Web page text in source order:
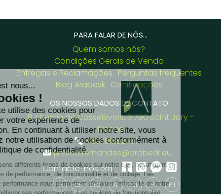
PARA FALAR DE NÓS...
Quem somos nós?
Condições Gerais de Venda
Entregas e Reclamações Perguntas frequentes
Blog Arabesk Certificações
OS NOSSOS DADOS DE CONTATO :
8 chemin de Casselèvres, 31790 Saint Jory -
France
+33781382437
jessica.fernandes@arabesk.eu
Contacte-nos em :
FR GB ES IT DE PL PT